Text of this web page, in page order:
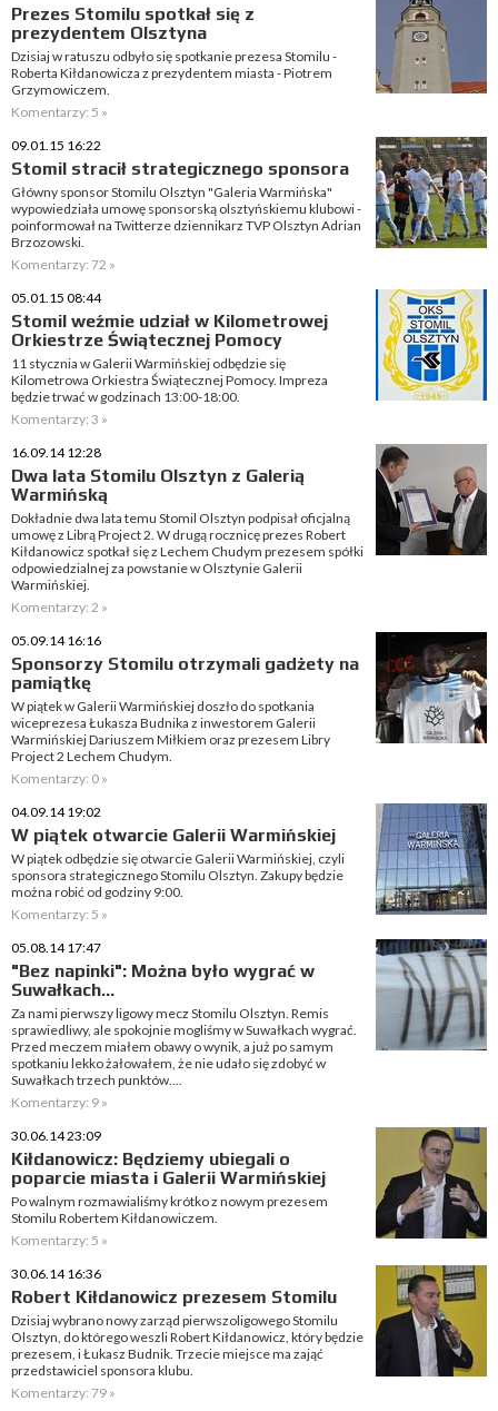
Prezes Stomilu spotkał się z
prezydentem Olsztyna
Dzisiaj w ratuszu odbyło się spotkanie prezesa Stomilu -
Roberta Kiłdanowicza z prezydentem miasta - Piotrem
Grzymowiczem.
Komentarzy: 5 »
09.01.15 16:22
Stomil stracił strategicznego sponsora
Główny sponsor Stomilu Olsztyn "Galeria Warmińska"
wypowiedziała umowę sponsorską olsztyńskiemu klubowi -
poinformował na Twitterze dziennikarz TVP Olsztyn Adrian
Brzozowski.
Komentarzy: 72 »
05.01.15 08:44
Stomil weźmie udział w Kilometrowej
Orkiestrze Świątecznej Pomocy
11 stycznia w Galerii Warmińskiej odbędzie się
Kilometrowa Orkiestra Świątecznej Pomocy. Impreza
będzie trwać w godzinach 13:00-18:00.
Komentarzy: 3 »
16.09.14 12:28
Dwa lata Stomilu Olsztyn z Galerią
Warmińską
Dokładnie dwa lata temu Stomil Olsztyn podpisał oficjalną
umowę z Librą Project 2. W drugą rocznicę prezes Robert
Kiłdanowicz spotkał się z Lechem Chudym prezesem spółki
odpowiedzialnej za powstanie w Olsztynie Galerii
Warmińskiej.
Komentarzy: 2 »
05.09.14 16:16
Sponsorzy Stomilu otrzymali gadżety na
pamiątkę
W piątek w Galerii Warmińskiej doszło do spotkania
wiceprezesa Łukasza Budnika z inwestorem Galerii
Warmińskiej Dariuszem Miłkiem oraz prezesem Libry
Project 2 Lechem Chudym.
Komentarzy: 0 »
04.09.14 19:02
W piątek otwarcie Galerii Warmińskiej
W piątek odbędzie się otwarcie Galerii Warmińskiej, czyli
sponsora strategicznego Stomilu Olsztyn. Zakupy będzie
można robić od godziny 9:00.
Komentarzy: 5 »
05.08.14 17:47
"Bez napinki": Można było wygrać w
Suwałkach...
Za nami pierwszy ligowy mecz Stomilu Olsztyn. Remis
sprawiedliwy, ale spokojnie mogliśmy w Suwałkach wygrać.
Przed meczem miałem obawy o wynik, a już po samym
spotkaniu lekko żałowałem, że nie udało się zdobyć w
Suwałkach trzech punktów....
Komentarzy: 9 »
30.06.14 23:09
Kiłdanowicz: Będziemy ubiegali o
poparcie miasta i Galerii Warmińskiej
Po walnym rozmawialiśmy krótko z nowym prezesem
Stomilu Robertem Kiłdanowiczem.
Komentarzy: 5 »
30.06.14 16:36
Robert Kiłdanowicz prezesem Stomilu
Dzisiaj wybrano nowy zarząd pierwszoligowego Stomilu
Olsztyn, do którego weszli Robert Kiłdanowicz, który będzie
prezesem, i Łukasz Budnik. Trzecie miejsce ma zająć
przedstawiciel sponsora klubu.
Komentarzy: 79 »